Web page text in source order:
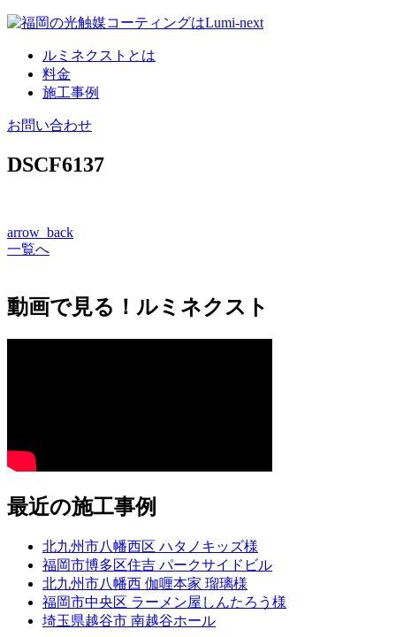
コ
ルミネクストとは
料金
施工事例
お問い合わせ
DSCF6137
arrow_back
一覧へ
動画で見る！ルミネクスト
最近の施工事例
北九州市八幡西区 ハタノキッズ様
福岡市博多区住吉 パークサイドビル
北九州市八幡西 伽喱本家 瑠璃様
福岡市中央区 ラーメン屋しんたろう様
埼玉県越谷市 南越谷ホール